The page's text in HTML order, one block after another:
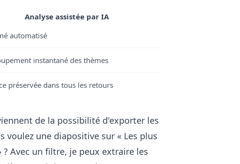
Analyse assistée par IA
automatisé
instantané des thèmes
préservée dans tous les retours
de la possibilité d'exporter les
voulez une diapositive sur « Les plus
Avec un filtre, je peux extraire les